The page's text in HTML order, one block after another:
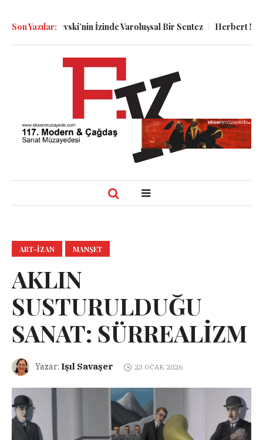
Son Yazılar:İzinde Varoluşsal Bir Sentez Herbert Melzig ve
ART-IZAN MANŞET
AKLIN
SUSTURULDUĞU
SANAT: SÜRREALİZM
Yazar: Işıl Savaşer 23 OCAK 2026